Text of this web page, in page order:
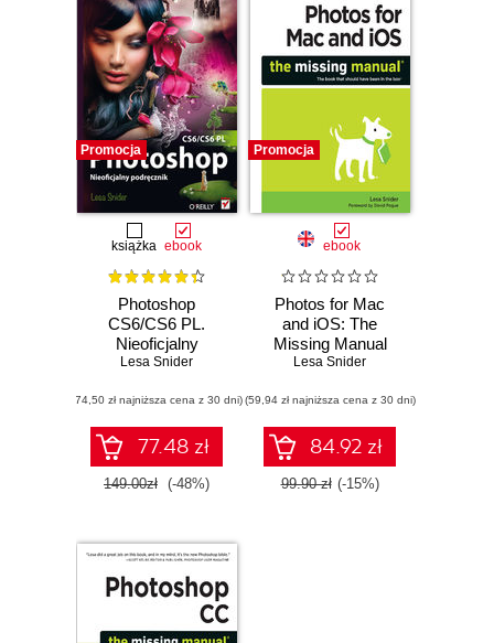
Promocja
książka ebook
Photoshop
CS6/CS6 PL.
Nieoficjalny
podręcznik
Lesa Snider
(74,50 zł najniższa cena z 30 dni)
77.48 zł
149.00zł (-48%)
Promocja
ebook
Photos for Mac
and iOS: The
Missing Manual
Lesa Snider
(59,94 zł najniższa cena z 30 dni)
84.92 zł
99.90 zł (-15%)